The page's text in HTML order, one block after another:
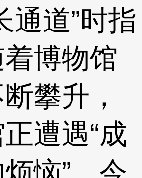
通道”时指
博物馆
攀升，
遭遇“成
恼”。今